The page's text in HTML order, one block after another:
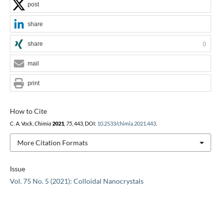
Issue
Vol. 75 No. 5 (2021): Colloidal Nanocrystals
How to Cite
C. A. Vock, Chimia 2021, 75, 443, DOI: 10.2533/chimia.2021.443.
More Citation Formats
post
share
share 0
mail
print